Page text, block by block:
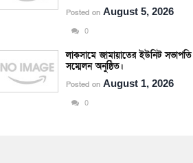
Posted onAugust 5, 2026
0
লাকসামে জামায়াতের ইউনিট সভাপতি
সম্মেলন অনুষ্ঠিত।
Posted onAugust 1, 2026
0